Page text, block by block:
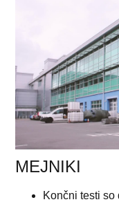
MEJNIKI
Končni testi